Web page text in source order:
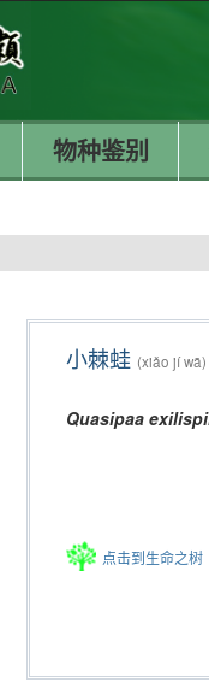
物种鉴别
小棘蛙 (xiǎo jí wā)
Quasipaa
点击到生命之树